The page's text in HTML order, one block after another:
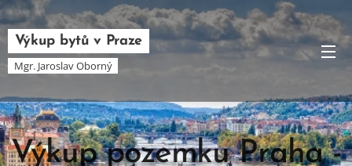
Výkup bytů v Praze
Mgr. Jaroslav Oborný
Výkup pozemku Praha -